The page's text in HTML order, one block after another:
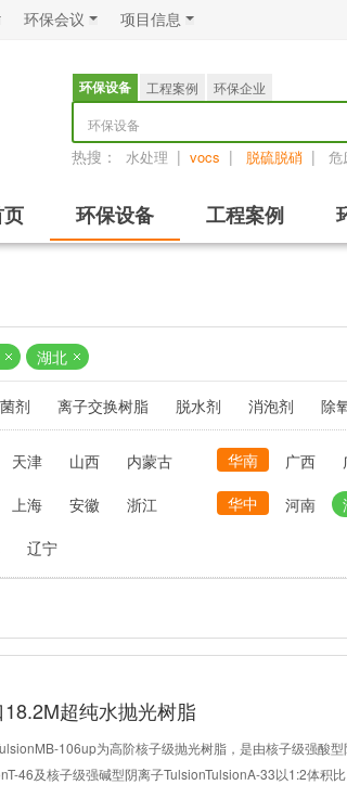
环保会议 项目信息
环保设备 工程案例
环保企业
环保设备
热搜： 水处理 | vocs | 脱硫脱硝 | 危
环保设备 工程案例
湖北
剂 离子交换树脂 脱水剂 消泡剂 除
天津 山西 内蒙古 华南 广西
上海 安徽 浙江 华中 河南
辽宁
超纯水抛光树脂
106up为高阶核子级抛光树脂，是由核子级强酸
46及核子级强碱型阴离子TulsionTulsionA-33以1:2体积比